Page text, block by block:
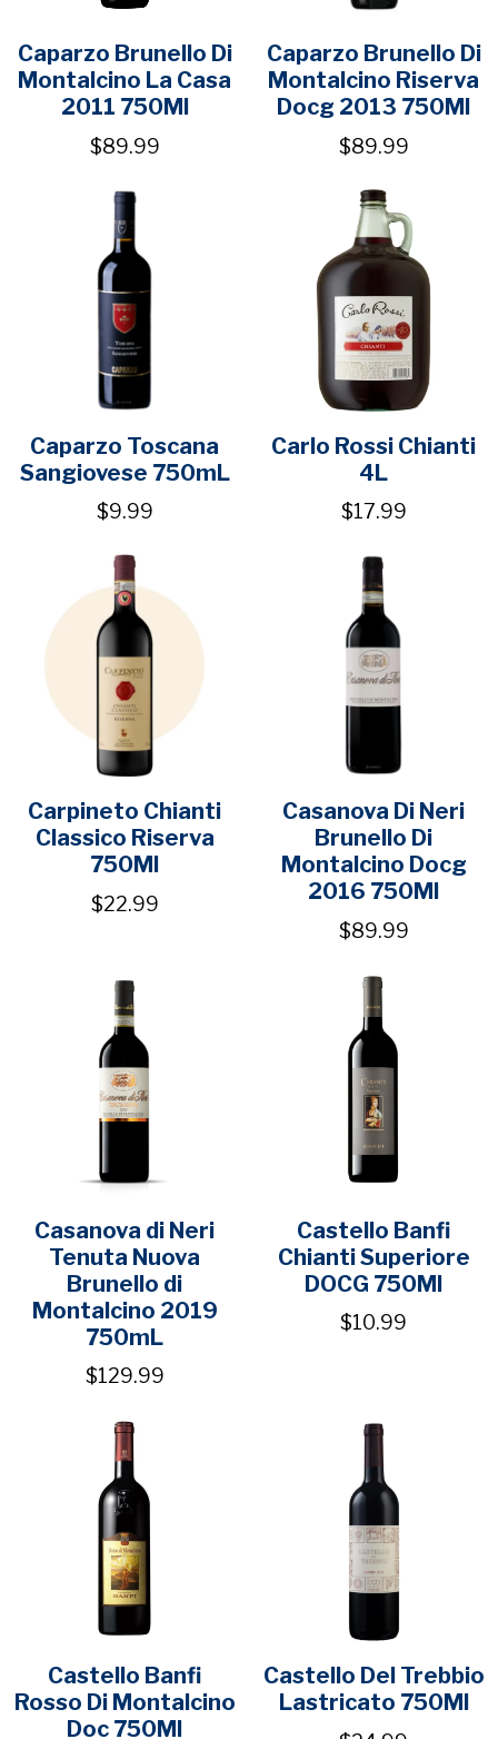
Caparzo Brunello Di
Montalcino La Casa
2011 750Ml
$89.99
Caparzo Brunello Di
Montalcino Riserva
Docg 2013 750Ml
$89.99
Caparzo Toscana
Sangiovese 750mL
$9.99
Carlo Rossi Chianti
4L
$17.99
Carpineto Chianti
Classico Riserva
750Ml
$22.99
Casanova Di Neri
Brunello Di
Montalcino Docg
2016 750Ml
$89.99
Casanova di Neri
Tenuta Nuova
Brunello di
Montalcino 2019
750mL
$129.99
Castello Banfi
Chianti Superiore
DOCG 750Ml
$10.99
Castello Banfi
Rosso Di Montalcino
Doc 750Ml
Castello Del Trebbio
Lastricato 750Ml